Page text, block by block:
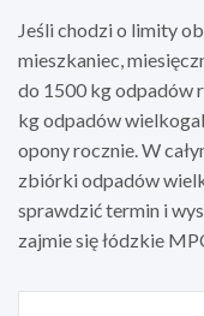
Jeśli chodzi o limity
mieszkaniec,
do 1500 kg odpadów
kg odpadów
opony rocznie. W
zbiórki odpadów
sprawdzić termin i
zajmie się łódzkie